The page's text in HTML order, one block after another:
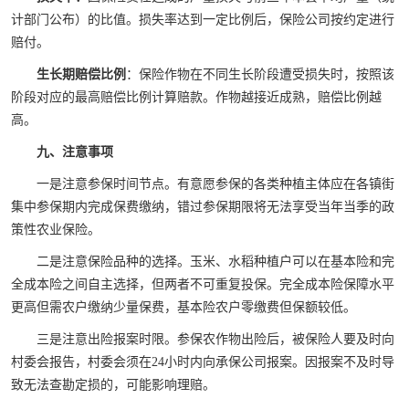
计部门公布）的比值。损失率达到一定比例后，保险公司按约定进行
赔付。
生长期赔偿比例 ：保险作物在不同生长阶段遭受损失时，按照该
阶段对应的最高赔偿比例计算赔款。作物越接近成熟，赔偿比例越
高。
九、注意事项
一是注意参保时间节点。有意愿参保的各类种植主体应在各镇街
集中参保期内完成保费缴纳，错过参保期限将无法享受当年当季的政
策性农业保险。
二是注意保险品种的选择。玉米、水稻种植户可以在基本险和完
全成本险之间自主选择，但两者不可重复投保。完全成本险保障水平
更高但需农户缴纳少量保费，基本险农户零缴费但保额较低。
三是注意出险报案时限。参保农作物出险后，被保险人要及时向
村委会报告，村委会须在24小时内向承保公司报案。因报案不及时导
致无法查勘定损的，可能影响理赔。